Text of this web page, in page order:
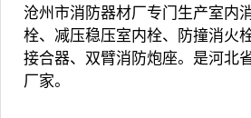
沧州市消防器材厂专门生产室内
栓、减压稳压室内栓、防撞消火栓
接合器、双臂消防炮座。是河北
厂家。